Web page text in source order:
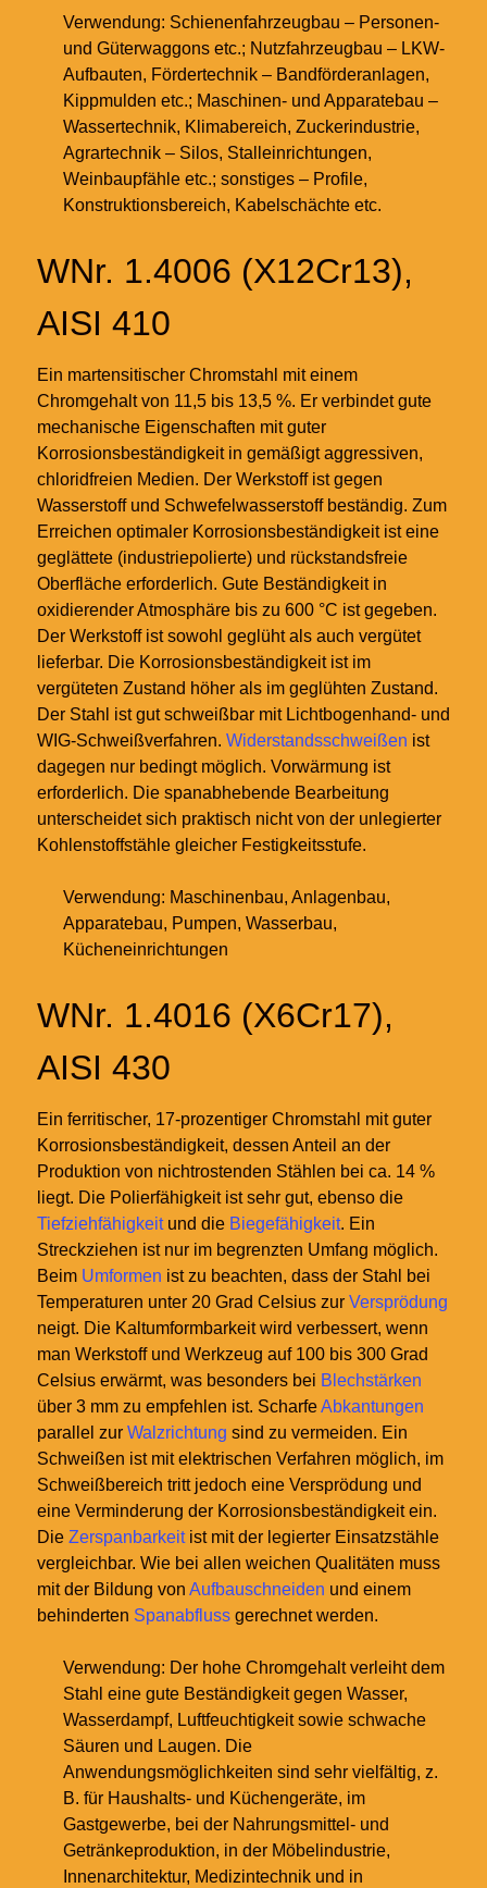
Verwendung: Schienenfahrzeugbau – Personen-
und Güterwaggons etc.; Nutzfahrzeugbau – LKW-
Aufbauten, Fördertechnik – Bandförderanlagen,
Kippmulden etc.; Maschinen- und Apparatebau –
Wassertechnik, Klimabereich, Zuckerindustrie,
Agrartechnik – Silos, Stalleinrichtungen,
Weinbaupfähle etc.; sonstiges – Profile,
Konstruktionsbereich, Kabelschächte etc.
WNr. 1.4006 (X12Cr13),
AISI 410
Ein martensitischer Chromstahl mit einem
Chromgehalt von 11,5 bis 13,5 %. Er verbindet gute
mechanische Eigenschaften mit guter
Korrosionsbeständigkeit in gemäßigt aggressiven,
chloridfreien Medien. Der Werkstoff ist gegen
Wasserstoff und Schwefelwasserstoff beständig. Zum
Erreichen optimaler Korrosionsbeständigkeit ist eine
geglättete (industriepolierte) und rückstandsfreie
Oberfläche erforderlich. Gute Beständigkeit in
oxidierender Atmosphäre bis zu 600 °C ist gegeben.
Der Werkstoff ist sowohl geglüht als auch vergütet
lieferbar. Die Korrosionsbeständigkeit ist im
vergüteten Zustand höher als im geglühten Zustand.
Der Stahl ist gut schweißbar mit Lichtbogenhand- und
WIG-Schweißverfahren. Widerstandsschweißen ist
dagegen nur bedingt möglich. Vorwärmung ist
erforderlich. Die spanabhebende Bearbeitung
unterscheidet sich praktisch nicht von der unlegierter
Kohlenstoffstähle gleicher Festigkeitsstufe.
Verwendung: Maschinenbau, Anlagenbau,
Apparatebau, Pumpen, Wasserbau,
Kücheneinrichtungen
WNr. 1.4016 (X6Cr17),
AISI 430
Ein ferritischer, 17-prozentiger Chromstahl mit guter
Korrosionsbeständigkeit, dessen Anteil an der
Produktion von nichtrostenden Stählen bei ca. 14 %
liegt. Die Polierfähigkeit ist sehr gut, ebenso die
Tiefziehfähigkeitund die Biegefähigkeit. Ein
Streckziehen ist nur im begrenzten Umfang möglich.
Beim Umformen ist zu beachten, dass der Stahl bei
Temperaturen unter 20 Grad Celsius zur Versprödung
neigt. Die Kaltumformbarkeit wird verbessert, wenn
man Werkstoff und Werkzeug auf 100 bis 300 Grad
Celsius erwärmt, was besonders bei Blechstärken
über 3 mm zu empfehlen ist. ScharfeAbkantungen
parallel zur Walzrichtung sind zu vermeiden. Ein
Schweißen ist mit elektrischen Verfahren möglich, im
Schweißbereich tritt jedoch eine Versprödung und
eine Verminderung der Korrosionsbeständigkeit ein.
Die Zerspanbarkeitist mit der legierter Einsatzstähle
vergleichbar. Wie bei allen weichen Qualitäten muss
mit der Bildung von Aufbauschneiden und einem
behinderten Spanabfluss gerechnet werden.
Verwendung: Der hohe Chromgehalt verleiht dem
Stahl eine gute Beständigkeit gegen Wasser,
Wasserdampf, Luftfeuchtigkeit sowie schwache
Säuren und Laugen. Die
Anwendungsmöglichkeiten sind sehr vielfältig, z.
B. für Haushalts- und Küchengeräte, im
Gastgewerbe, bei der Nahrungsmittel- und
Getränkeproduktion, in der Möbelindustrie,
Innenarchitektur, Medizintechnik und in